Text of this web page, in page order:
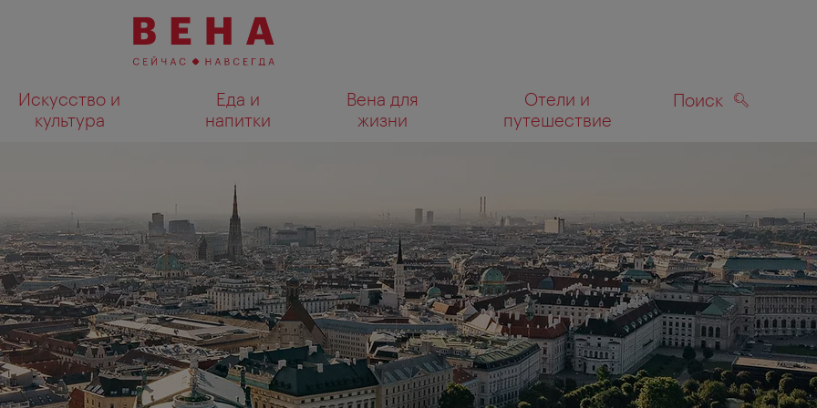
Искусство и
культура
Еда и
напитки
Вена для
жизни
Отели и
путешествие
Поиск